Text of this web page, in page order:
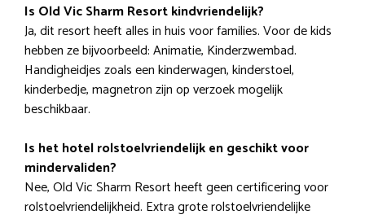
Is Old Vic Sharm Resort kindvriendelijk?
Ja, dit resort heeft alles in huis voor families. Voor de kids
hebben ze bijvoorbeeld: Animatie, Kinderzwembad.
Handigheidjes zoals een kinderwagen, kinderstoel,
kinderbedje, magnetron zijn op verzoek mogelijk
beschikbaar.
Is het hotel rolstoelvriendelijk en geschikt voor
mindervaliden?
Nee, Old Vic Sharm Resort heeft geen certificering voor
rolstoelvriendelijkheid. Extra grote rolstoelvriendelijke